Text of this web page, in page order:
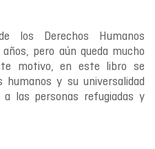
los Derechos Humanos
pero aún queda mucho
motivo, en este libro se
humanos y su universalidad
las personas refugiadas y